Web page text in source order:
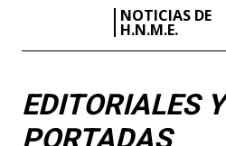
NOTICIAS DE
H.N.M.E.
EDITORIALES Y
PORTADAS